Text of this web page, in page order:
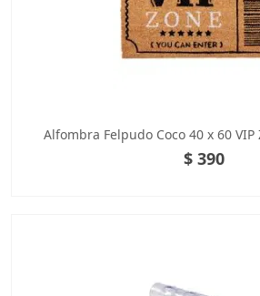
Alfombra Felpudo Coco 40 x 60 VIP
$ 390